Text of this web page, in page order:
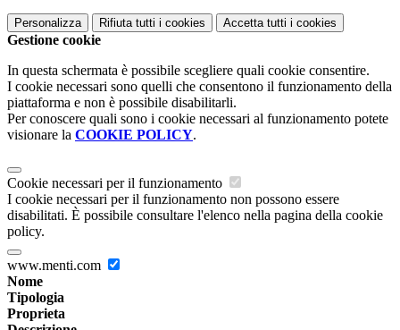
Personalizza Rifiuta tutti i cookies Accetta tutti i cookies
Gestione cookie
In questa schermata è possibile scegliere quali cookie consentire.
I cookie necessari sono quelli che consentono il funzionamento della
piattaforma e non è possibile disabilitarli.
Per conoscere quali sono i cookie necessari al funzionamento potete
visionare la COOKIE POLICY.
Cookie necessari per il funzionamento
I cookie necessari per il funzionamento non possono essere
disabilitati. È possibile consultare l'elenco nella pagina della cookie
policy.
www.menti.com
Nome
Tipologia
Proprieta